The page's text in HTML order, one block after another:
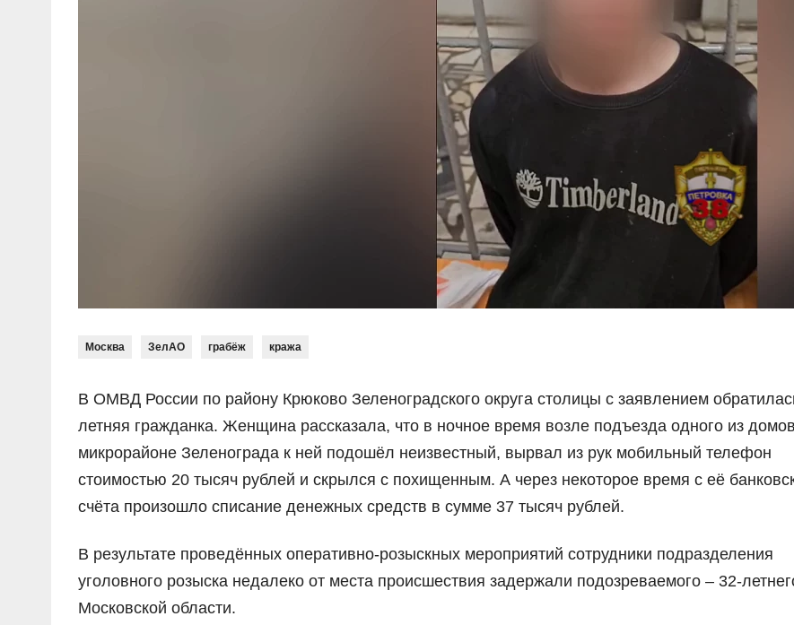
Москва ЗелАО грабёж кража
В ОМВД России по району Крюково Зеленоградского округа столицы с заявлением
летняя гражданка. Женщина рассказала, что в ночное время возле подъезда одного из
микрорайоне Зеленограда к ней подошёл неизвестный, вырвал из рук мобильный телефон
стоимостью 20 тысяч рублей и скрылся с похищенным. А через некоторое время с её
счёта произошло списание денежных средств в сумме 37 тысяч рублей.
В результате проведённых оперативно-розыскных мероприятий сотрудники подразделения
уголовного розыска недалеко от места происшествия задержали подозреваемого – 32-
Московской области.